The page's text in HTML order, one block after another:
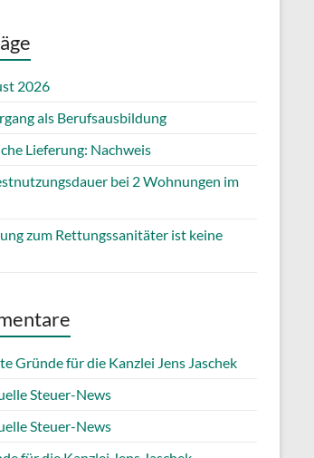
2026
als Berufsausbildung
Lieferung: Nachweis
bei 2 Wohnungen im
zum Rettungssanitäter ist keine
Gründe für die Kanzlei Jens Jaschek
Steuer-News
Steuer-News